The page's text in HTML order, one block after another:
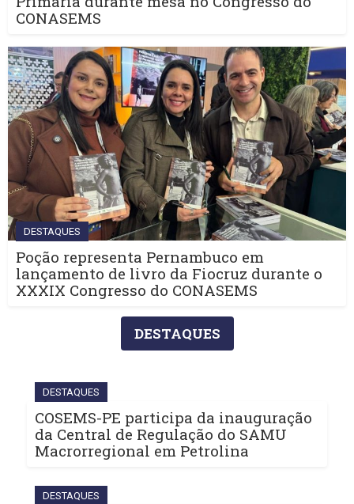
CONASEMS
DESTAQUES
Poção representa Pernambuco em
lançamento de livro da Fiocruz durante o
XXXIX Congresso do CONASEMS
DESTAQUES
DESTAQUES
COSEMS-PE participa da inauguração
da Central de Regulação do SAMU
Macrorregional em Petrolina
DESTAQUES